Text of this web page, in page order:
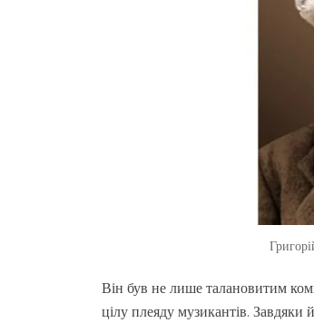
Він був не лише талановитим
цілу плеяду музикантів. Завдяки